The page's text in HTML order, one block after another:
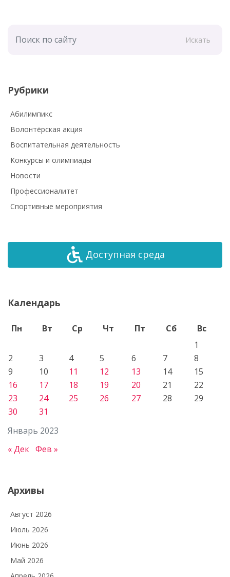
Искать
Рубрики
Абилимпикс
Волонтёрская акция
Воспитательная деятельность
Конкурсы и олимпиады
Новости
Профессионалитет
Спортивные мероприятия
Доступная среда
Календарь
Январь 2023
Пн Вт Ср Чт Пт Сб
Вс
1
2
3 4 5 6 7
8
9
10 11 12 13 14
15
16
17 18 19 20 21
22
23
24 25 26 27 28
29
30
31
« Дек Фев »
Архивы
Август 2026
Июль 2026
Июнь 2026
Май 2026